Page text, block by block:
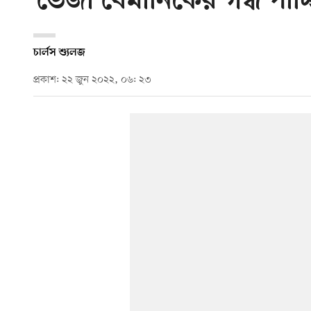
চার্লস শ্যুলজ
প্রকাশ: ২২ জুন ২০২২, ০৬: ২৩